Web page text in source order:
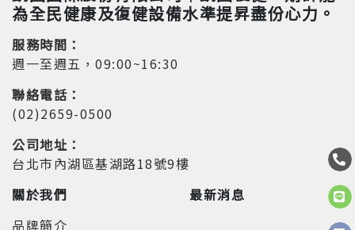
為全民健康及復健設備水準提昇盡份心力。
服務時間：
週一至週五，09:00~16:30
聯絡電話：
(02)2659-0500
公司地址：
台北市內湖區基湖路18號9樓
關於我們
品牌簡介
最新消息